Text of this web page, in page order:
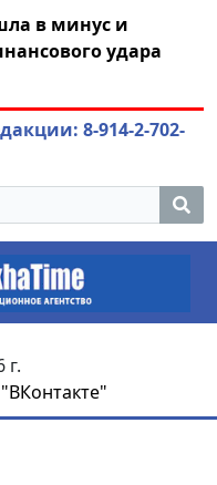
в минус и
удара
8-914-2-702-
г.